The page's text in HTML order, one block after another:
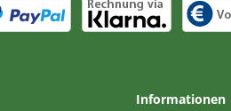
Informationen